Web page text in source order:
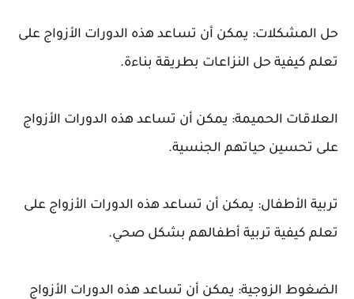
حل المشكلات: يمكن أن تساعد هذه الدورات الأزواج على
تعلم كيفية حل النزاعات بطريقة بناءة.
العلاقات الحميمة: يمكن أن تساعد هذه الدورات الأزواج
على تحسين حياتهم الجنسية.
تربية الأطفال: يمكن أن تساعد هذه الدورات الأزواج على
تعلم كيفية تربية أطفالهم بشكل صحي.
الضغوط الزوجية: يمكن أن تساعد هذه الدورات الأزواج